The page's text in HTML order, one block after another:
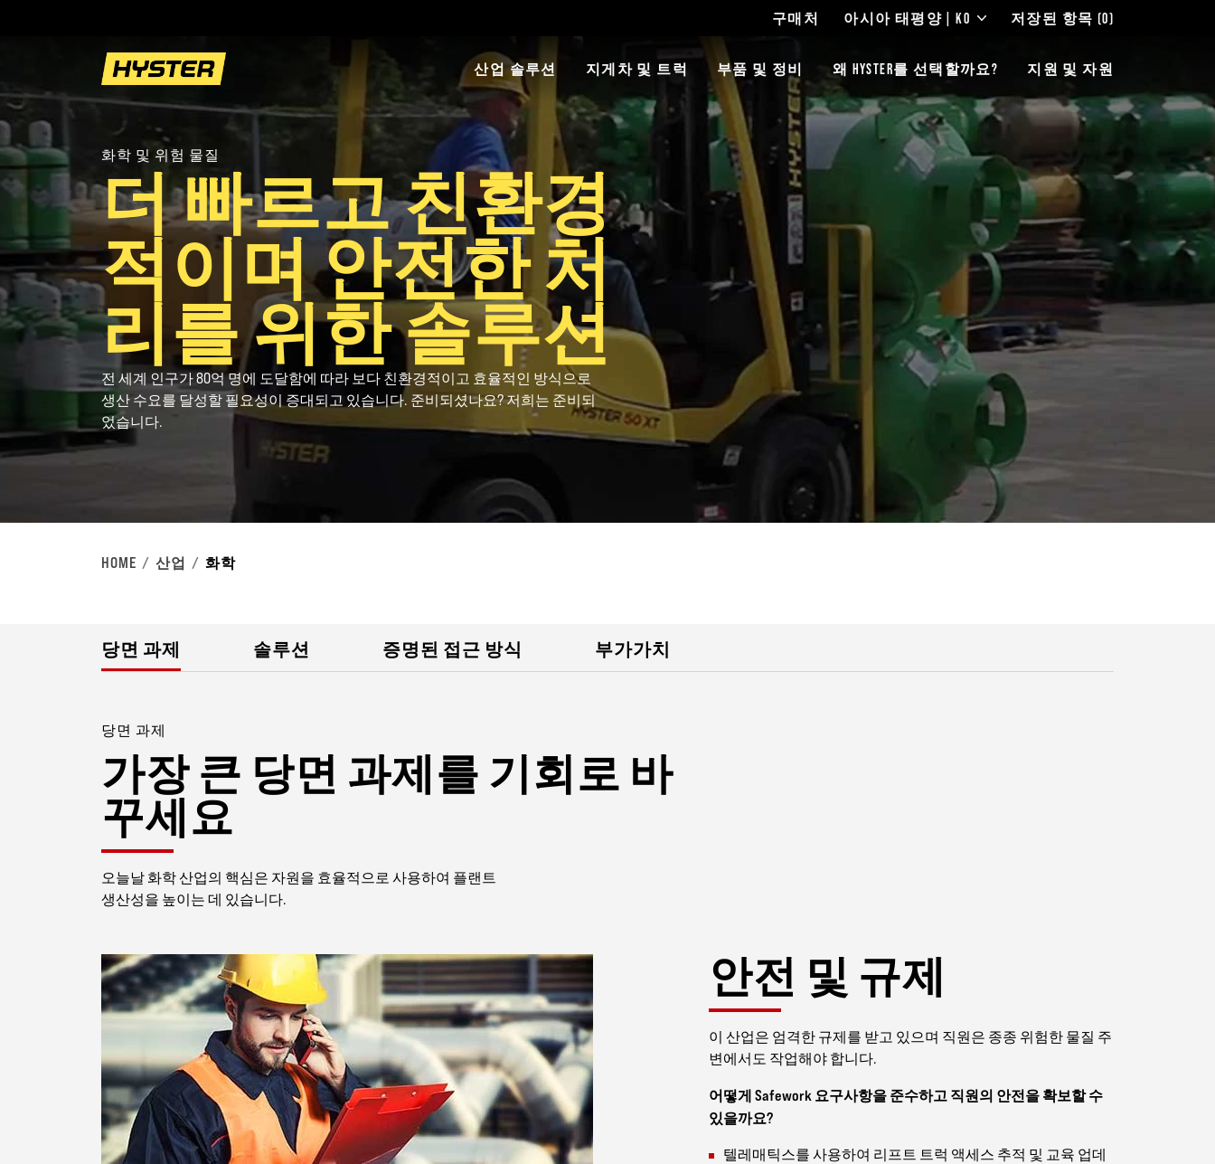
구매처 아시아 태평양 | KO 저장된 항목 (0)
산업 솔루션 지게차 및 트럭 부품 및 정비 왜 HYSTER를 선택할까요? 지원 및 자원
화학 및 위험 물질
더 빠르고 친환경
적이며 안전한 처
리를 위한 솔루션
전 세계 인구가 80억 명에 도달함에 따라 보다 친환경적이고 효율적인 방식으로
생산 수요를 달성할 필요성이 증대되고 있습니다. 준비되셨나요? 저희는 준비되
었습니다.
HOME 산업 화학
당면 과제 솔루션 증명된 접근 방식 부가가치
당면 과제
가장 큰 당면 과제를 기회로 바
꾸세요
오늘날 화학 산업의 핵심은 자원을 효율적으로 사용하여 플랜트
생산성을 높이는 데 있습니다.
안전 및 규제
이 산업은 엄격한 규제를 받고 있으며 직원은 종종 위험한 물질 주
변에서도 작업해야 합니다.
어떻게 Safework 요구사항을 준수하고 직원의 안전을 확보할 수
있을까요?
텔레매틱스를 사용하여 리프트 트럭 액세스 추적 및 교육 업데